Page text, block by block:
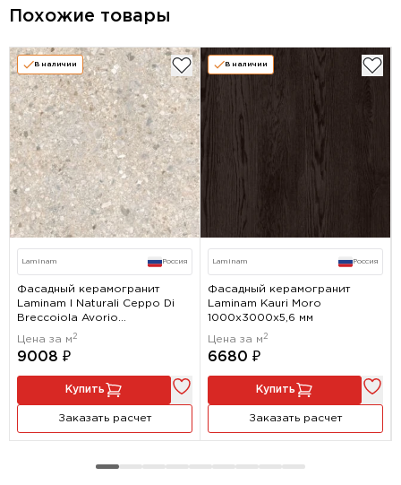
Похожие товары
В наличии
Laminam Россия
Фасадный керамогранит
Laminam I Naturali Ceppo Di
Breccoiola Avorio
1000x3000х5,6 мм
Цена за м 2
9008 ₽
Купить
Заказать расчет
В наличии
Laminam Россия
Фасадный керамогранит
Laminam Kauri Moro
1000x3000х5,6 мм
Цена за м 2
6680 ₽
Купить
Заказать расчет